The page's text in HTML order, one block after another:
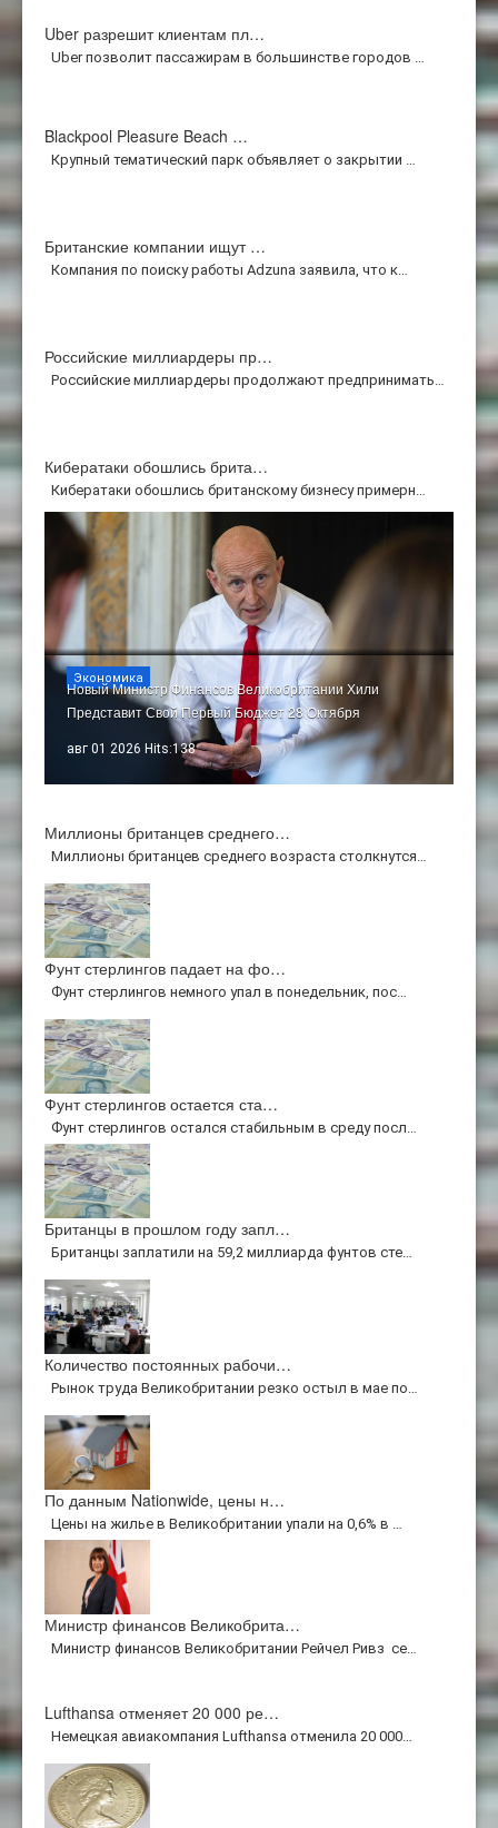
Uber разрешит клиентам пл…
Uber позволит пассажирам в большинстве городов …
Blackpool Pleasure Beach …
Крупный тематический парк объявляет о закрытии …
Британские компании ищут …
Компания по поиску работы Adzuna заявила, что к…
Российские миллиардеры пр…
Российские миллиардеры продолжают предпринимать…
Кибератаки обошлись брита…
Кибератаки обошлись британскому бизнесу примерн…
Новый Министр Финансов Великобритании Хили
Представит Свой Первый Бюджет 28 Октября
авг 01 2026 Hits:138
Экономика
Миллионы британцев среднего…
Миллионы британцев среднего возраста столкнутся…
Фунт стерлингов падает на фо…
Фунт стерлингов немного упал в понедельник, пос…
Фунт стерлингов остается ста…
Фунт стерлингов остался стабильным в среду посл…
Британцы в прошлом году запл…
Британцы заплатили на 59,2 миллиарда фунтов сте…
Количество постоянных рабочи…
Рынок труда Великобритании резко остыл в мае по…
По данным Nationwide, цены н…
Цены на жилье в Великобритании упали на 0,6% в …
Министр финансов Великобрита…
Министр финансов Великобритании Рейчел Ривз се…
Lufthansa отменяет 20 000 ре…
Немецкая авиакомпания Lufthansa отменила 20 000…